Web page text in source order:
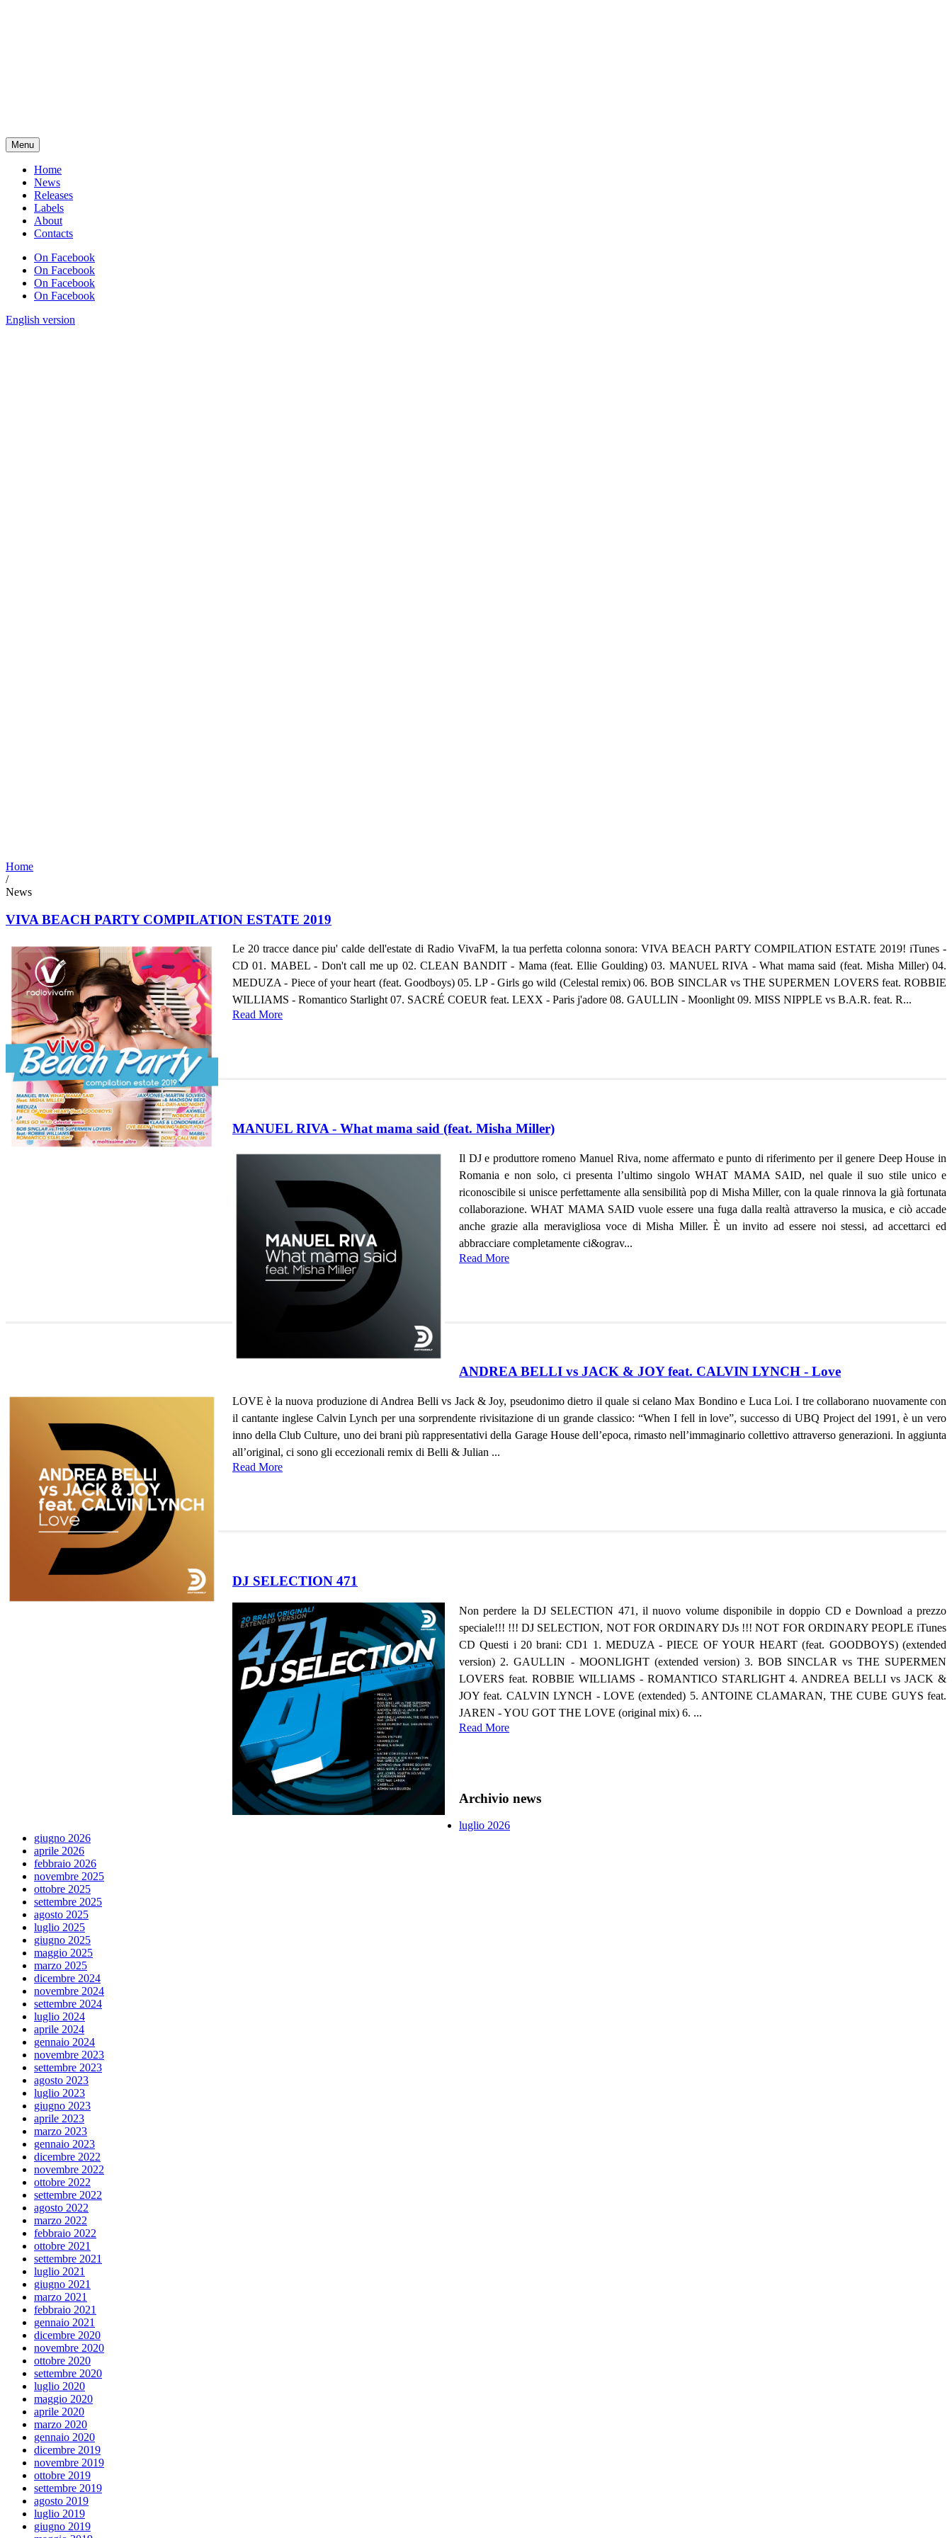
Menu
Home
News
Releases
Labels
About
Contacts
On Facebook
On Facebook
On Facebook
On Facebook
English version
Home
/
News
VIVA BEACH PARTY COMPILATION ESTATE 2019
Le 20 tracce dance piu' calde dell'estate di Radio VivaFM, la tua perfetta colonna sonora: VIVA BEACH PARTY COMPILATION ESTATE 2019! iTunes -
CD 01. MABEL - Don't call me up 02. CLEAN BANDIT - Mama (feat. Ellie Goulding) 03. MANUEL RIVA - What mama said (feat. Misha Miller) 04.
MEDUZA - Piece of your heart (feat. Goodboys) 05. LP - Girls go wild (Celestal remix) 06. BOB SINCLAR vs THE SUPERMEN LOVERS feat. ROBBIE
WILLIAMS - Romantico Starlight 07. SACRÉ COEUR feat. LEXX - Paris j'adore 08. GAULLIN - Moonlight 09. MISS NIPPLE vs B.A.R. feat. R...
Read More
MANUEL RIVA - What mama said (feat. Misha Miller)
Il DJ e produttore romeno Manuel Riva, nome affermato e punto di riferimento per il genere Deep House in
Romania e non solo, ci presenta l’ultimo singolo WHAT MAMA SAID, nel quale il suo stile unico e
riconoscibile si unisce perfettamente alla sensibilità pop di Misha Miller, con la quale rinnova la già fortunata
collaborazione. WHAT MAMA SAID vuole essere una fuga dalla realtà attraverso la musica, e ciò accade
anche grazie alla meravigliosa voce di Misha Miller. È un invito ad essere noi stessi, ad accettarci ed
abbracciare completamente ci&ograv...
Read More
ANDREA BELLI vs JACK & JOY feat. CALVIN LYNCH - Love
LOVE è la nuova produzione di Andrea Belli vs Jack & Joy, pseudonimo dietro il quale si celano Max Bondino e Luca Loi. I tre collaborano nuovamente con
il cantante inglese Calvin Lynch per una sorprendente rivisitazione di un grande classico: “When I fell in love”, successo di UBQ Project del 1991, è un vero
inno della Club Culture, uno dei brani più rappresentativi della Garage House dell’epoca, rimasto nell’immaginario collettivo attraverso generazioni. In aggiunta
all’original, ci sono gli eccezionali remix di Belli & Julian ...
Read More
DJ SELECTION 471
Non perdere la DJ SELECTION 471, il nuovo volume disponibile in doppio CD e Download a prezzo
speciale!!! !!! DJ SELECTION, NOT FOR ORDINARY DJs !!! NOT FOR ORDINARY PEOPLE iTunes
CD Questi i 20 brani: CD1 1. MEDUZA - PIECE OF YOUR HEART (feat. GOODBOYS) (extended
version) 2. GAULLIN - MOONLIGHT (extended version) 3. BOB SINCLAR vs THE SUPERMEN
LOVERS feat. ROBBIE WILLIAMS - ROMANTICO STARLIGHT 4. ANDREA BELLI vs JACK &
JOY feat. CALVIN LYNCH - LOVE (extended) 5. ANTOINE CLAMARAN, THE CUBE GUYS feat.
JAREN - YOU GOT THE LOVE (original mix) 6. ...
Read More
Archivio news
luglio 2026
giugno 2026
aprile 2026
febbraio 2026
novembre 2025
ottobre 2025
settembre 2025
agosto 2025
luglio 2025
giugno 2025
maggio 2025
marzo 2025
dicembre 2024
novembre 2024
settembre 2024
luglio 2024
aprile 2024
gennaio 2024
novembre 2023
settembre 2023
agosto 2023
luglio 2023
giugno 2023
aprile 2023
marzo 2023
gennaio 2023
dicembre 2022
novembre 2022
ottobre 2022
settembre 2022
agosto 2022
marzo 2022
febbraio 2022
ottobre 2021
settembre 2021
luglio 2021
giugno 2021
marzo 2021
febbraio 2021
gennaio 2021
dicembre 2020
novembre 2020
ottobre 2020
settembre 2020
luglio 2020
maggio 2020
aprile 2020
marzo 2020
gennaio 2020
dicembre 2019
novembre 2019
ottobre 2019
settembre 2019
agosto 2019
luglio 2019
giugno 2019